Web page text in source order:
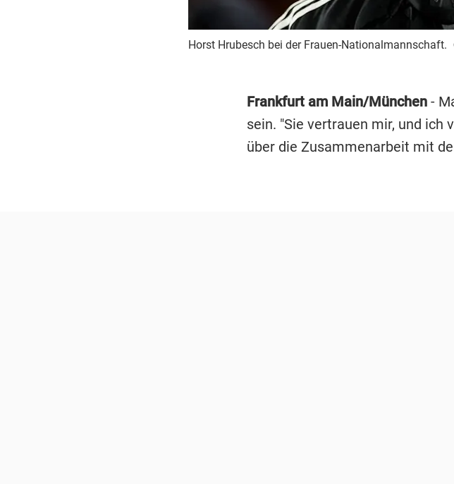
Horst Hrubesch bei der Frauen-Nationalmannschaft.
Frankfurt am Main/München-
sein. "Sie vertrauen mir, und ich
über die Zusammenarbeit mit